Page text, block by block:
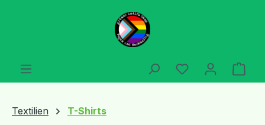
Zum Hauptinhalt springen
Du hast 0
Textilien T-Shirts